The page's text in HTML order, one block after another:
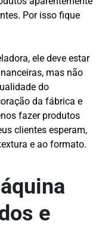
Por isso fique
ele deve estar
mas não
do
da fábrica e
fazer produtos
clientes esperam,
e ao formato.
e